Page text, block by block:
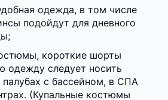
одежда, в том числе
подойдут для дневного
короткие шорты
одежду следует носить
с бассейном, в СПА
(Купальные костюмы